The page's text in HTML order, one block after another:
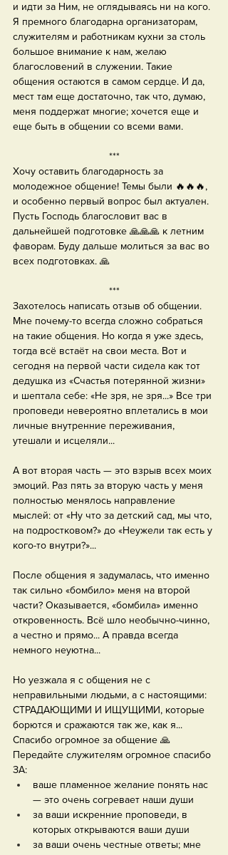
и идти за Ним, не оглядываясь ни на кого.
Я премного благодарна организаторам,
служителям и работникам кухни за столь
большое внимание к нам, желаю
благословений в служении. Такие
общения остаются в самом сердце. И да,
мест там еще достаточно, так что, думаю,
меня поддержат многие; хочется еще и
еще быть в общении со всеми вами.
***
Хочу оставить благодарность за
молодежное общение! Темы были 🔥🔥🔥,
и особенно первый вопрос был актуален.
Пусть Господь благословит вас в
дальнейшей подготовке 🙏🙏🙏 к летним
фаворам. Буду дальше молиться за вас во
всех подготовках. 🙏
***
Захотелось написать отзыв об общении.
Мне почему-то всегда сложно собраться
на такие общения. Но когда я уже здесь,
тогда всё встаёт на свои места. Вот и
сегодня на первой части сидела как тот
дедушка из «Счастья потерянной жизни»
и шептала себе: «Не зря, не зря...» Все три
проповеди невероятно вплетались в мои
личные внутренние переживания,
утешали и исцеляли...
А вот вторая часть — это взрыв всех моих
эмоций. Раз пять за вторую часть у меня
полностью менялось направление
мыслей: от «Ну что за детский сад, мы что,
на подростковом?» до «Неужели так есть у
кого-то внутри?»...
После общения я задумалась, что именно
так сильно «бомбило» меня на второй
части? Оказывается, «бомбила» именно
откровенность. Всё шло необычно-чинно,
а честно и прямо... А правда всегда
немного неуютна...
Но уезжала я с общения не с
неправильными людьми, а с настоящими:
СТРАДАЮЩИМИ И ИЩУЩИМИ, которые
борются и сражаются так же, как я...
Спасибо огромное за общение 🙏
Передайте служителям огромное спасибо
ЗА:
ваше пламенное желание понять нас
— это очень согревает наши души
за ваши искренние проповеди, в
которых открываются ваши души
за ваши очень честные ответы; мне